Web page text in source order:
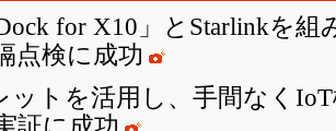
Dock for X10」とStarlinkを
点検に成功
ットを活用し、手間なく